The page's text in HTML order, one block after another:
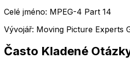
Celé jméno: MPEG-4 Part 14
Vývojář: Moving Picture Experts
Často Kladené